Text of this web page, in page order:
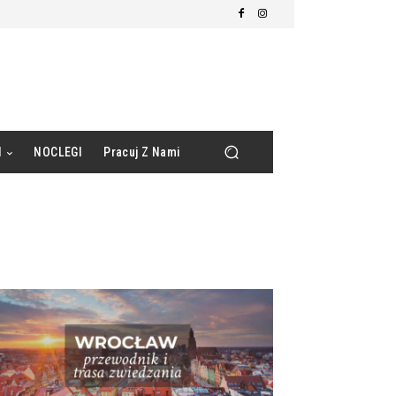
NOCLEGI Pracuj Z Nami